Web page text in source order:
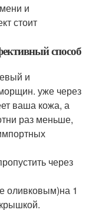
и
стоит
способ
и
уже через
ваша кожа, а
раз меньше,
через
оливковым)на 1